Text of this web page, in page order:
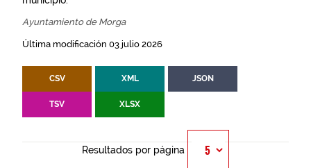
Ayuntamiento de Morga
Última modificación 03 julio 2026
CSV XML JSON
TSV XLSX
Resultados por página